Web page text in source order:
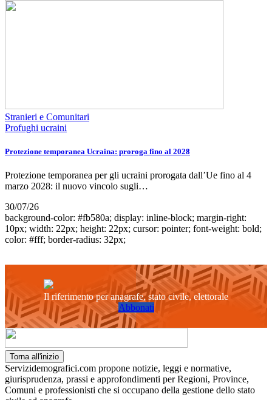
Stranieri e Comunitari
Profughi ucraini
Protezione temporanea Ucraina: proroga fino al 2028
Protezione temporanea per gli ucraini prorogata dall’Ue fino al 4
marzo 2028: il nuovo vincolo sugli…
30/07/26
background-color: #fb580a; display: inline-block; margin-right:
10px; width: 22px; height: 22px; cursor: pointer; font-weight: bold;
color: #fff; border-radius: 32px;
Il riferimento per anagrafe, stato civile, elettorale
Abbonati
Torna all'inizio
Servizidemografici.com propone notizie, leggi e normative,
giurisprudenza, prassi e approfondimenti per Regioni, Province,
Comuni e professionisti che si occupano della gestione dello stato